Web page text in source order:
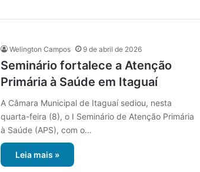
Welington Campos 9 de abril de 2026
Seminário fortalece a Atenção
Primária à Saúde em Itaguaí
A Câmara Municipal de Itaguaí sediou, nesta
quarta-feira (8), o I Seminário de Atenção Primária
à Saúde (APS), com o…
Leia mais »